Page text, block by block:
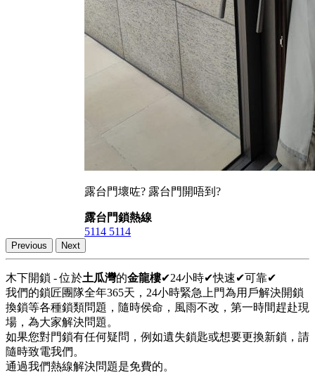
露台門壞咗? 露台門開唔到?
露台門鎖熱線
5114 5114
Previous Next
木下開鎖 - 位於土瓜灣的金龍樓✔24小時✔快速✔可靠✔
我們的鎖匠團隊全年365天，24小時緊急上門為用戶解決開鎖
換鎖等各種鎖類問題，隨時侯命，風雨不改，第一時間趕赴現
場，為大家解決問題。
如果您對門鎖有任何疑問，例如遺失鎖匙或想要更換新鎖，請
隨時致電我們。
通過我們熱線解決問題是免費的。